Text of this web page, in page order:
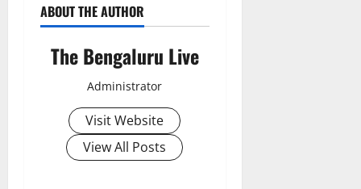
ABOUT THE AUTHOR
The Bengaluru Live
Administrator
Visit Website
View All Posts